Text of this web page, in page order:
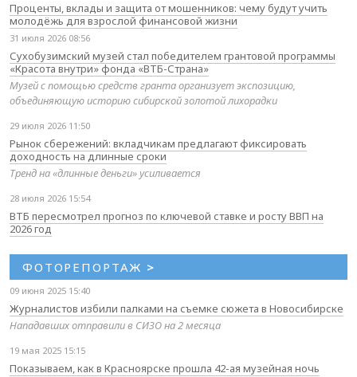
Проценты, вклады и защита от мошенников: чему будут учить
молодёжь для взрослой финансовой жизни
31 июля 2026 08:56
Сухобузимский музей стал победителем грантовой программы
«Красота внутри» фонда «ВТБ-Страна»
Музей с помощью средств гранта организует экспозицию,
объединяющую историю сибирской золотой лихорадки
29 июля 2026 11:50
Рынок сбережений: вкладчикам предлагают фиксировать
доходность на длинные сроки
Тренд на «длинные деньги» усиливается
28 июля 2026 15:54
ВТБ пересмотрел прогноз по ключевой ставке и росту ВВП на
2026 год
ФОТОРЕПОРТАЖ >
09 июня 2025 15:40
Журналистов избили палками на съемке сюжета в Новосибирске
Нападавших отправили в СИЗО на 2 месяца
19 мая 2025 15:15
Показываем, как в Красноярске прошла 42-ая музейная ночь